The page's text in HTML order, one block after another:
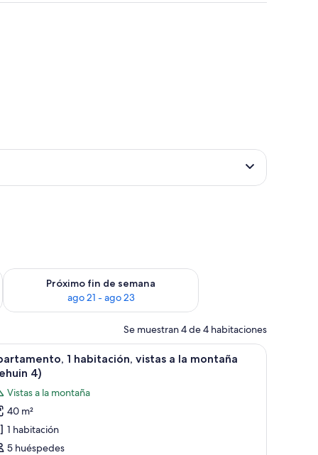
semana, ago 14 - ago 16
Próximo fin de semana
ago 21 - ago 23
Consulta la disponibilidad para el próximo fin de semana,
Se muestran 4 de 4 habitaciones
(Yehuin 3) | Zona de estar | Una Smart TV, Netflix, películas de pago,
Un dormitorio moderno con una cama
49
1 habitación, vistas a la montaña
4)
Vistas a la montaña
40 m²
1 habitación
5 huéspedes